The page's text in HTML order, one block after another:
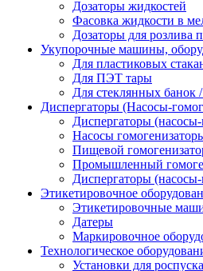
Дозаторы жидкостей
Фасовка жидкости в
Дозаторы для розлива
Укупорочные машины,
Для пластиковых
Для ПЭТ тары
Для стеклянных банок
Диспергаторы (Насосы-
Диспергаторы
Насосы
Пищевой
Промышленный
Диспергаторы
Этикетировочное
Этикетировочные
Датеры
Маркировочное
Технологическое
Установки для